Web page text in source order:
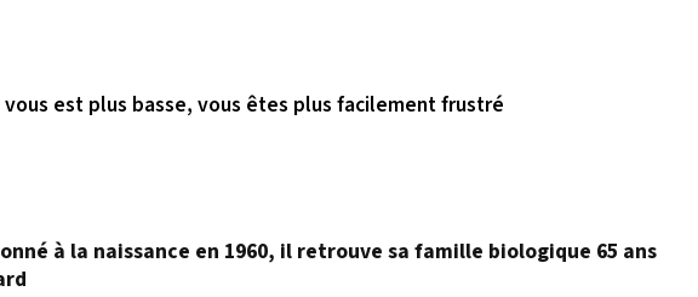
est plus basse, vous êtes plus facilement frustré
à la naissance en 1960, il retrouve sa famille biologique 65 ans